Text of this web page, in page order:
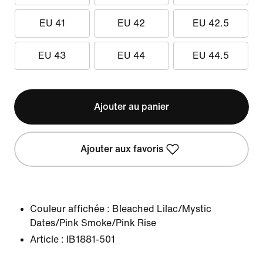
EU 41 EU 42 EU 42.5
EU 43 EU 44 EU 44.5
Ajouter au panier
Ajouter aux favoris
Couleur affichée : Bleached Lilac/Mystic
Dates/Pink Smoke/Pink Rise
Article :
IB1881-501